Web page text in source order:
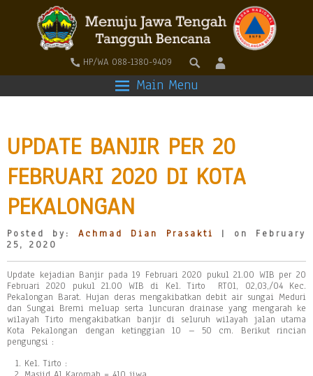
HP/WA 088-1380-9409
Main Menu
UPDATE BANJIR PER 20
FEBRUARI 2020 DI KOTA
PEKALONGAN
Posted by: Achmad Dian Prasakti
| on February
25, 2020
Update kejadian Banjir pada 19 Februari 2020 pukul 21.00 WIB per 20
Februari 2020 pukul 21.00 WIB di Kel. Tirto RT01, 02,03,/04 Kec.
Pekalongan Barat. Hujan deras mengakibatkan debit air sungai Meduri
dan Sungai Bremi meluap serta luncuran drainase yang mengarah ke
wilayah Tirto mengakibatkan banjir di seluruh wilayah jalan utama
Kota Pekalongan dengan ketinggian 10 – 50 cm. Berikut rincian
pengungsi :
Kel. Tirto :